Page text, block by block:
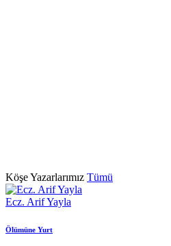
Köşe Yazarlarımız Tümü
Ecz. Arif Yayla
Ölümüne Yurt